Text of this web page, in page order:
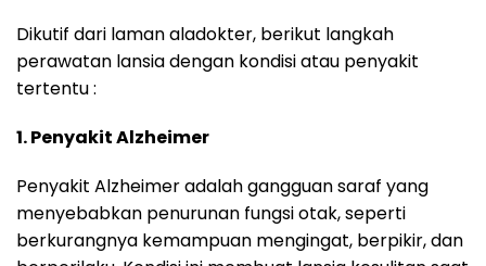
Dikutif dari laman aladokter, berikut langkah
perawatan lansia dengan kondisi atau penyakit
tertentu :
1. Penyakit Alzheimer
Penyakit Alzheimer adalah gangguan saraf yang
menyebabkan penurunan fungsi otak, seperti
berkurangnya kemampuan mengingat, berpikir, dan